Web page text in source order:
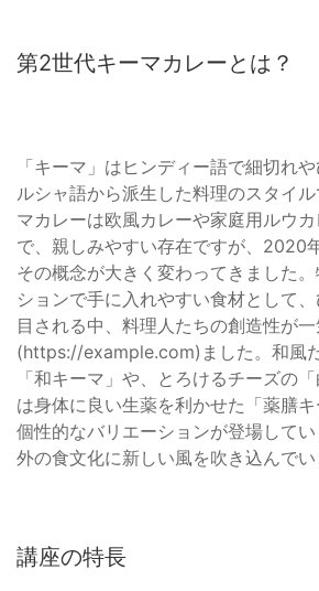
第2世代キーマカレーとは？
「キーマ」はヒンディー語で細切れ
ルシャ語から派生した料理のスタイ
マカレーは欧風カレーや家庭用ルウ
で、親しみやすい存在ですが、2020
その概念が大きく変わってきました
ションで手に入れやすい食材として
目される中、料理人たちの創造性が
(https://example.com)ました。和風
「和キーマ」や、とろけるチーズの
は身体に良い生薬を利かせた「薬膳
個性的なバリエーションが登場して
外の食文化に新しい風を吹き込んでい
講座の特長